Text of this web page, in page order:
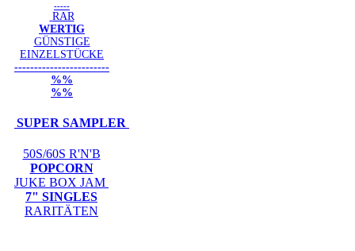
-----
RAR
WERTIG
GÜNSTIGE
EINZELSTÜCKE
------------------------
%%
%%
SUPER SAMPLER
50S/60S R'N'B
POPCORN
JUKE BOX JAM
7" SINGLES
RARITÄTEN